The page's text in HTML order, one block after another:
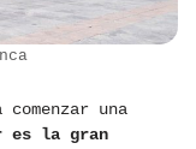
una
es la gran